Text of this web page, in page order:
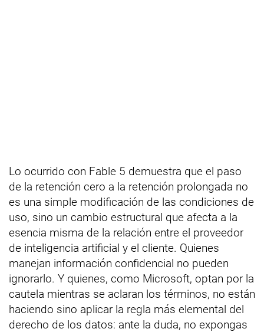
Lo ocurrido con Fable 5 demuestra que el paso
de la retención cero a la retención prolongada no
es una simple modificación de las condiciones de
uso, sino un cambio estructural que afecta a la
esencia misma de la relación entre el proveedor
de inteligencia artificial y el cliente. Quienes
manejan información confidencial no pueden
ignorarlo. Y quienes, como Microsoft, optan por la
cautela mientras se aclaran los términos, no están
haciendo sino aplicar la regla más elemental del
derecho de los datos: ante la duda, no expongas